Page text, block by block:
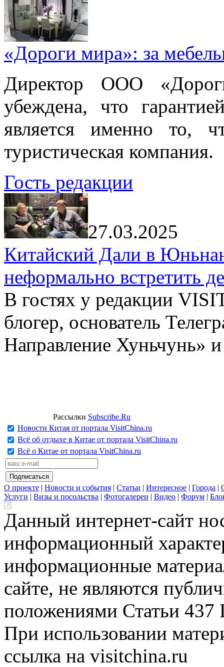
«Дороги мира»: за
Директор ООО
убеждена, что
является именно то,
туристическая компания.
Гость редакции
27.03.2025
Китайский Дали в
неформально встретить
В гостях у редакции
блогер, основатель
Направление Хуньчунь»
Рассылки Subscribe.Ru
Новости Китая от портала VisitChina.ru
Всё об отдыхе в Китае от портала VisitChina.ru
Всё о Китае от портала VisitChina.ru
О проекте | Новости и события | Статьи | Интересное | Города |
Услуги | Визы и посольства | Фотогалереи | Видео | Форум |
Данный интернет-сайт
информационный
информационные
сайте, не являются
положениями Статьи 437
При использовании
ссылка на visitchina.ru